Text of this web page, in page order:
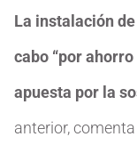
La instalación
cabo “por
apuesta por la
anterior,